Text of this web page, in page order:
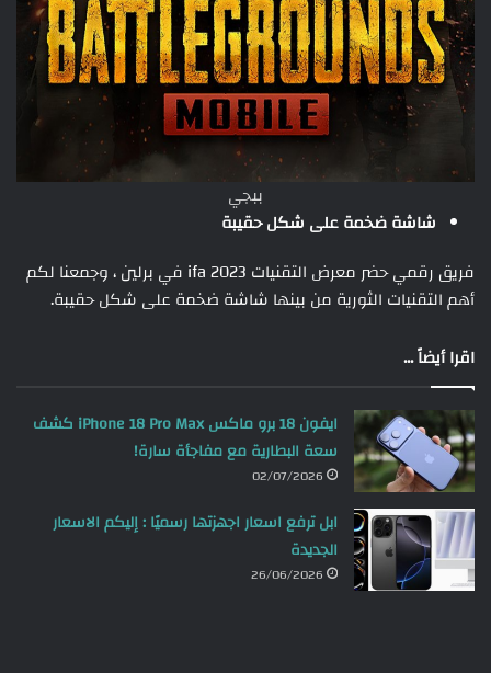
ببجي
شاشة ضخمة على شكل حقيبة
فريق رقمي حضر معرض التقنيات ifa 2023 في برلين ، وجمعنا لكم
أهم التقنيات الثورية من بينها شاشة ضخمة على شكل حقيبة.
اقرا أيضاً ...
ايفون 18 برو ماكس iPhone 18 Pro Max كشف
سعة البطارية مع مفاجأة سارة!
02/07/2026
ابل ترفع اسعار اجهزتها رسميًا : إليكم الاسعار
الجديدة
26/06/2026